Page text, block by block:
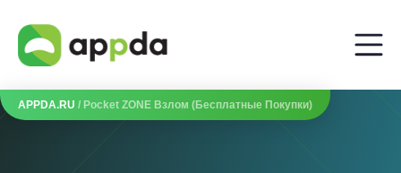
APPDA.RU / Pocket ZONE Взлом (Бесплатные Покупки)